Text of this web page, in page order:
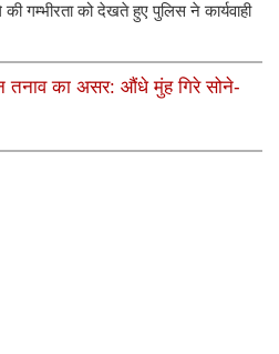
गम्भीरता को देखते हुए पुलिस ने कार्यवाही
तनाव का असर: औंधे मुंह गिरे सोने-